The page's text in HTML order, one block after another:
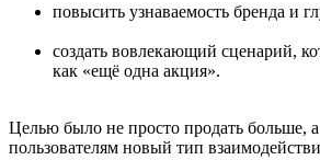
повысить узнаваемость бренда и
создать вовлекающий сценарий,
как «ещё одна акция».
Целью было не просто продать больше,
пользователям новый тип